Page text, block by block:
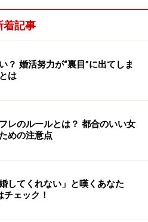
着記事
？ 婚活努力が“裏目”に出てしま
は
レのルールとは？ 都合のいい女
めの注意点
してくれない」と嘆くあなた
ェック！